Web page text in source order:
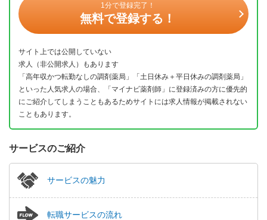
1分で登録完了！
無料で登録する！
サイト上では公開していない
求人（非公開求人）もあります
「高年収かつ転勤なしの調剤薬局」「土日休み＋平日休みの調剤薬局」
といった人気求人の場合、「マイナビ薬剤師」に登録済みの方に優先的
にご紹介してしまうこともあるためサイトには求人情報が掲載されない
こともあります。
サービスのご紹介
サービスの魅力
転職サービスの流れ